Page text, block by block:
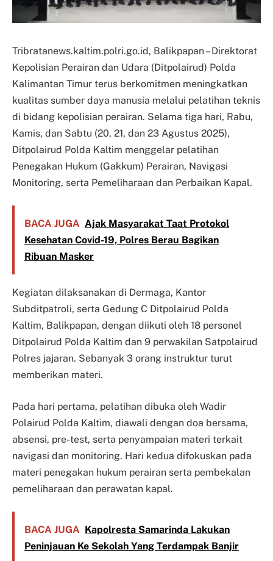
Tribratanews.kaltim.polri.go.id, Balikpapan – Direktorat
Kepolisian Perairan dan Udara (Ditpolairud) Polda
Kalimantan Timur terus berkomitmen meningkatkan
kualitas sumber daya manusia melalui pelatihan teknis
di bidang kepolisian perairan. Selama tiga hari, Rabu,
Kamis, dan Sabtu (20, 21, dan 23 Agustus 2025),
Ditpolairud Polda Kaltim menggelar pelatihan
Penegakan Hukum (Gakkum) Perairan, Navigasi
Monitoring, serta Pemeliharaan dan Perbaikan Kapal.
BACA JUGA Ajak Masyarakat Taat Protokol
Kesehatan Covid-19, Polres Berau Bagikan
Ribuan Masker
Kegiatan dilaksanakan di Dermaga, Kantor
Subditpatroli, serta Gedung C Ditpolairud Polda
Kaltim, Balikpapan, dengan diikuti oleh 18 personel
Ditpolairud Polda Kaltim dan 9 perwakilan Satpolairud
Polres jajaran. Sebanyak 3 orang instruktur turut
memberikan materi.
Pada hari pertama, pelatihan dibuka oleh Wadir
Polairud Polda Kaltim, diawali dengan doa bersama,
absensi, pre-test, serta penyampaian materi terkait
navigasi dan monitoring. Hari kedua difokuskan pada
materi penegakan hukum perairan serta pembekalan
pemeliharaan dan perawatan kapal.
BACA JUGA Kapolresta Samarinda Lakukan
Peninjauan Ke Sekolah Yang Terdampak Banjir